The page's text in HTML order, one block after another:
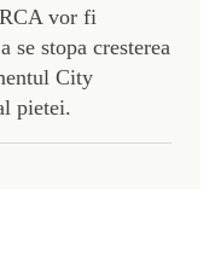
vor fi
se stopa cresterea
City
pietei.